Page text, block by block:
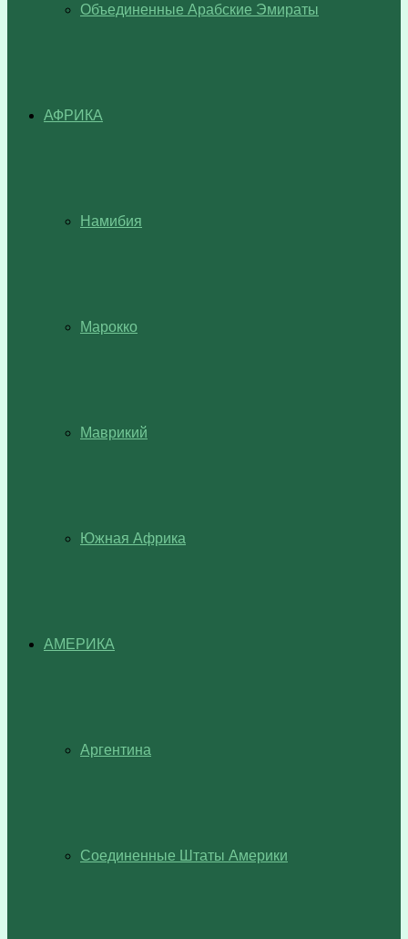
Объединенные Арабские Эмираты
АФРИКА
Намибия
Марокко
Маврикий
Южная Африка
АМЕРИКА
Аргентина
Соединенные Штаты Америки